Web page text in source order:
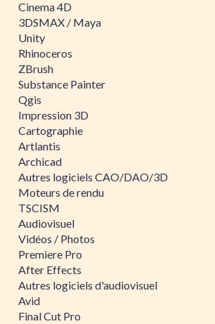
Cinema 4D
3DSMAX / Maya
Unity
Rhinoceros
ZBrush
Substance Painter
Qgis
Impression 3D
Cartographie
Artlantis
Archicad
Autres logiciels CAO/DAO/3D
Moteurs de rendu
TSCISM
Audiovisuel
Vidéos / Photos
Premiere Pro
After Effects
Autres logiciels d'audiovisuel
Avid
Final Cut Pro